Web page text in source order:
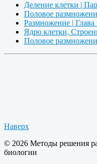
Деление клетки |
Половое
Размножение |
Ядро клетки,
Половое
Наверх
© 2026 Методы решения
биологии